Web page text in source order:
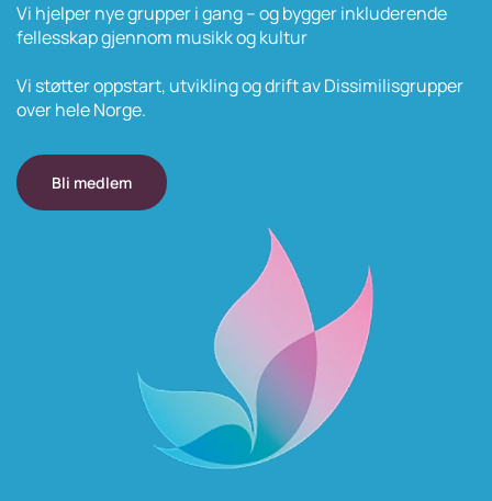
Vi hjelper nye grupper i gang – og bygger inkluderende
fellesskap gjennom musikk og kultur
Vi støtter oppstart, utvikling og drift av Dissimilisgrupper
over hele Norge.
Bli medlem